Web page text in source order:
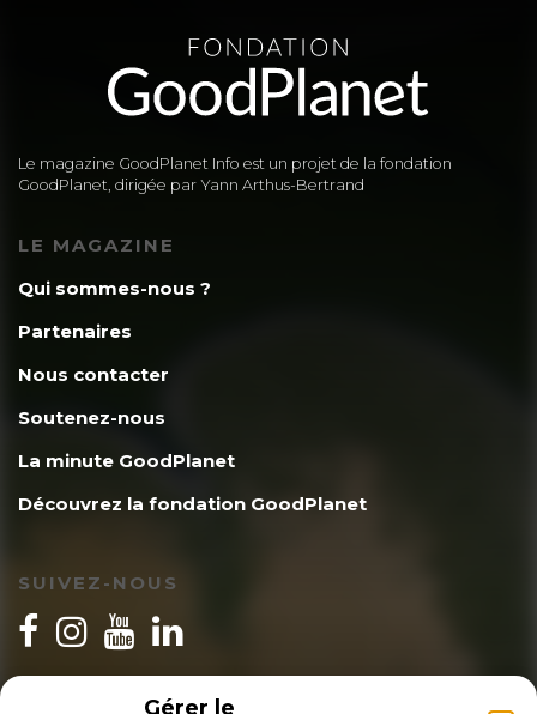
Gérer le
Le magazine GoodPlanet Info est un projet de la fondation
GoodPlanet, dirigée par Yann Arthus-Bertrand
LE MAGAZINE
Qui sommes-nous ?
Partenaires
Nous contacter
Soutenez-nous
La minute GoodPlanet
Découvrez la fondation GoodPlanet
SUIVEZ-NOUS
INSCRIPTION NEWSLETTER